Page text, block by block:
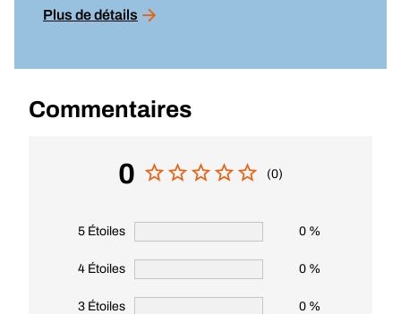
Plus de détails
Commentaires
0 (0)
5 Étoiles 0 %
4 Étoiles 0 %
3 Étoiles 0 %